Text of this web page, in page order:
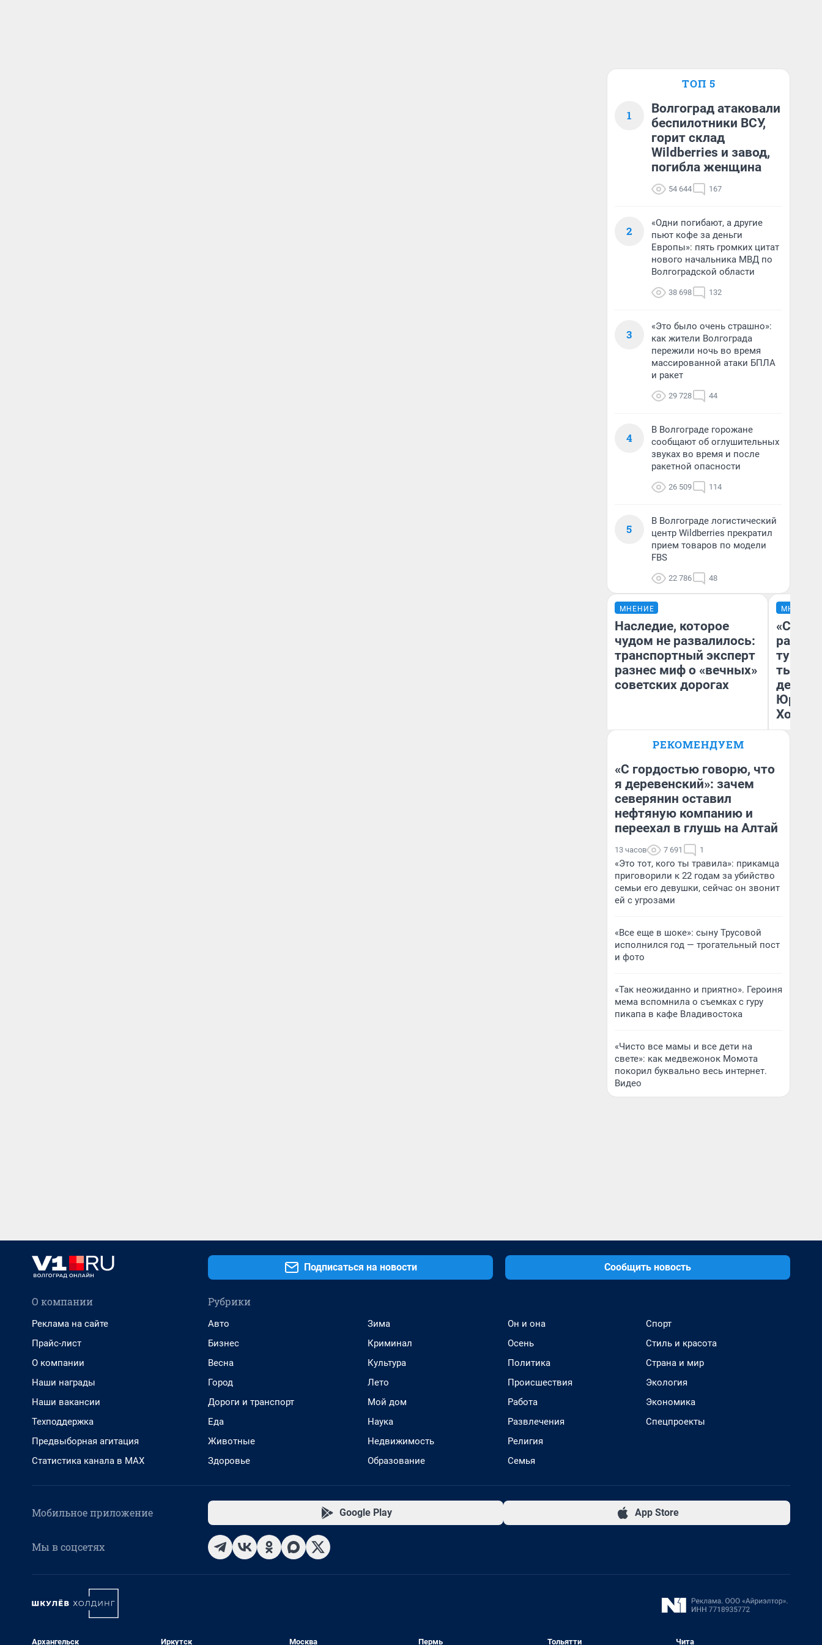
ТОП 5
1
Волгоград атаковали
беспилотники ВСУ,
горит склад
Wildberries и завод,
погибла женщина
54 644 167
2
«Одни погибают, а другие
пьют кофе за деньги
Европы»: пять громких цитат
нового начальника МВД по
Волгоградской области
38 698 132
3
«Это было очень страшно»:
как жители Волгограда
пережили ночь во время
массированной атаки БПЛА
и ракет
29 728 44
4
В Волгограде горожане
сообщают об оглушительных
звуках во время и после
ракетной опасности
26 509 114
5
В Волгограде логистический
центр Wildberries прекратил
прием товаров по модели
FBS
22 786 48
МНЕНИЕ
Наследие, которое
чудом не развалилось:
транспортный эксперт
разнес миф о «вечных»
советских дорогах
Блогер, предприниматель,
бизнесе
МНЕНИЕ
тысяч,
день
РЕКОМЕНДУЕМ
«С гордостью говорю, что
я деревенский»: зачем
северянин оставил
нефтяную компанию и
переехал в глушь на Алтай
13 часов 7 691 1
«Это тот, кого ты травила»: прикамца
приговорили к 22 годам за убийство
семьи его девушки, сейчас он звонит
ей с угрозами
«Все еще в шоке»: сыну Трусовой
исполнился год — трогательный пост
и фото
«Так неожиданно и приятно». Героиня
мема вспомнила о съемках с гуру
пикапа в кафе Владивостока
«Чисто все мамы и все дети на
свете»: как медвежонок Момота
покорил буквально весь интернет.
Видео
Подписаться на новости Сообщить новость
О компании
Реклама на сайте
Прайс-лист
О компании
Наши награды
Наши вакансии
Техподдержка
Предвыборная агитация
Статистика канала в MAX
Рубрики
Авто
Бизнес
Весна
Город
Дороги и транспорт
Еда
Животные
Здоровье
Зима
Криминал
Культура
Лето
Мой дом
Наука
Недвижимость
Образование
Он и она
Осень
Политика
Происшествия
Работа
Развлечения
Религия
Семья
Спорт
Стиль и красота
Страна и мир
Экология
Экономика
Спецпроекты
Мобильное приложение Google Play App Store
Мы в соцсетях
Архангельск Иркутск Москва Пермь Тольятти Чита